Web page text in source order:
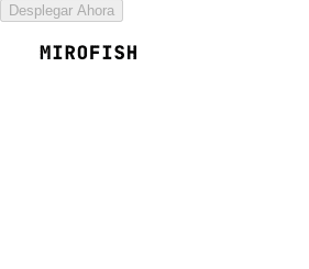
Desplegar Ahora